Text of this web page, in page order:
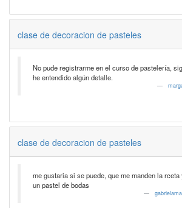
clase de decoracion de pasteles
No pude registrarme en el curso de pastelería,
he entendido algún detalle.
clase de decoracion de pasteles
me gustaria si se puede, que me manden la
un pastel de bodas